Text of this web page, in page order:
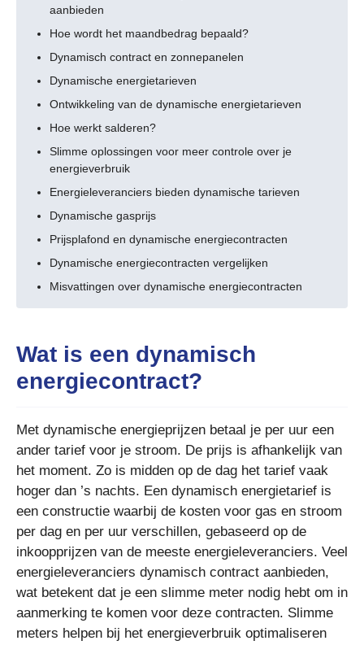
aanbieden
Hoe wordt het maandbedrag bepaald?
Dynamisch contract en zonnepanelen
Dynamische energietarieven
Ontwikkeling van de dynamische energietarieven
Hoe werkt salderen?
Slimme oplossingen voor meer controle over je
energieverbruik
Energieleveranciers bieden dynamische tarieven
Dynamische gasprijs
Prijsplafond en dynamische energiecontracten
Dynamische energiecontracten vergelijken
Misvattingen over dynamische energiecontracten
Wat is een dynamisch
energiecontract?
Met dynamische energieprijzen betaal je per uur een
ander tarief voor je stroom. De prijs is afhankelijk van
het moment. Zo is midden op de dag het tarief vaak
hoger dan ’s nachts. Een dynamisch energietarief is
een constructie waarbij de kosten voor gas en stroom
per dag en per uur verschillen, gebaseerd op de
inkoopprijzen van de meeste energieleveranciers. Veel
energieleveranciers dynamisch contract aanbieden,
wat betekent dat je een slimme meter nodig hebt om in
aanmerking te komen voor deze contracten. Slimme
meters helpen bij het energieverbruik optimaliseren